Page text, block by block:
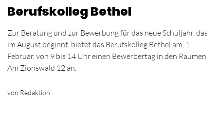
Berufskolleg Bethel
Zur Beratung und zur Bewerbung für das neue Schuljahr, das
im August beginnt, bietet das Berufskolleg Bethel am, 1.
Februar, von 9 bis 14 Uhr einen Bewerbertag in den Räumen
Am Zionswald 12 an.
von Redaktion